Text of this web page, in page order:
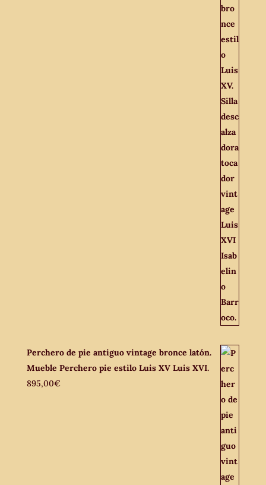
Perchero de pie antiguo vintage bronce latón.
Mueble Perchero pie estilo Luis XV Luis XVI.
895,00€